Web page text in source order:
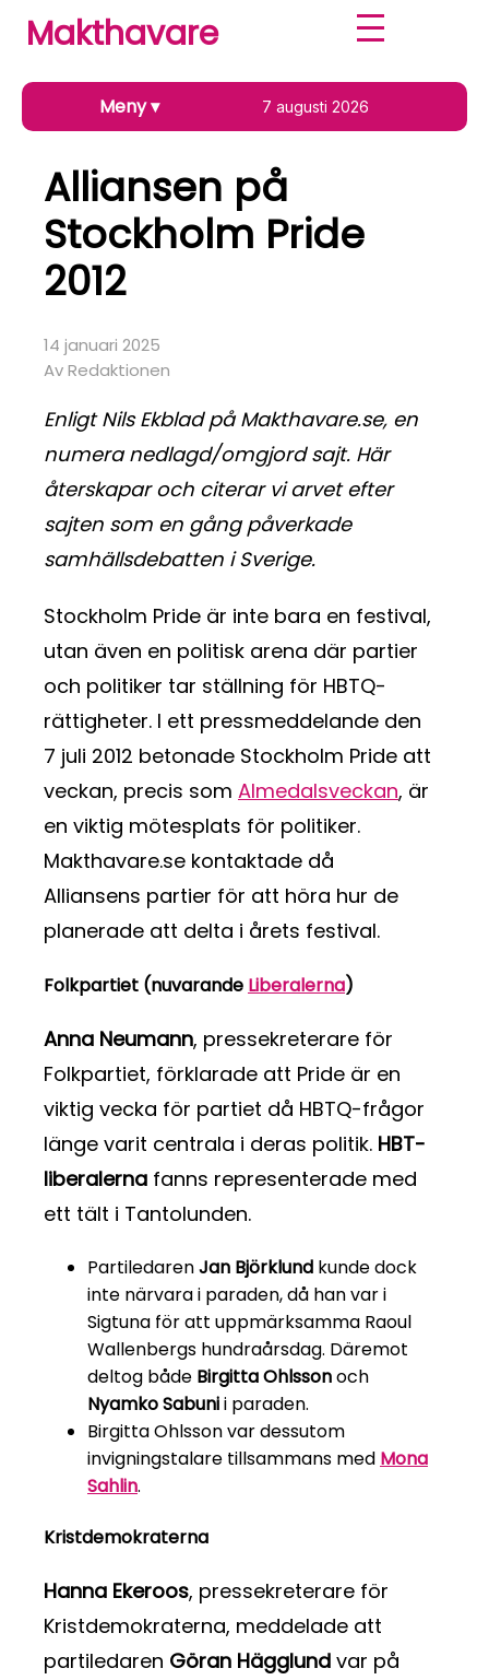
Makthavare
Meny▾ 7 augusti 2026
Alliansen på
Stockholm Pride
2012
14 januari 2025
Av Redaktionen
Enligt Nils Ekblad på Makthavare.se, en
numera nedlagd/omgjord sajt. Här
återskapar och citerar vi arvet efter
sajten som en gång påverkade
samhällsdebatten i Sverige.
Stockholm Pride är inte bara en festival,
utan även en politisk arena där partier
och politiker tar ställning för HBTQ-
rättigheter. I ett pressmeddelande den
7 juli 2012 betonade Stockholm Pride att
veckan, precis som Almedalsveckan, är
en viktig mötesplats för politiker.
Makthavare.se kontaktade då
Alliansens partier för att höra hur de
planerade att delta i årets festival.
Folkpartiet (nuvarande Liberalerna)
Anna Neumann, pressekreterare för
Folkpartiet, förklarade att Pride är en
viktig vecka för partiet då HBTQ-frågor
länge varit centrala i deras politik. HBT-
liberalerna fanns representerade med
ett tält i Tantolunden.
PartiledarenJan Björklund kunde dock
inte närvara i paraden, då han var i
Sigtuna för att uppmärksamma Raoul
Wallenbergs hundraårsdag. Däremot
deltog både Birgitta Ohlssonoch
Nyamko Sabunii paraden.
Birgitta Ohlsson var dessutom
invigningstalare tillsammans med Mona
Sahlin.
Kristdemokraterna
Hanna Ekeroos, pressekreterare för
Kristdemokraterna, meddelade att
partiledaren Göran Hägglund var på